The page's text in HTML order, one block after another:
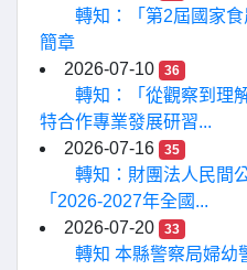
轉知：「第2屆國家
簡章
2026-07-10
36
轉知：「從觀察到理
特合作專業發展研習...
2026-07-16
35
轉知：財團法人民間
「2026-2027年全國...
2026-07-20
33
轉知 本縣警察局婦幼